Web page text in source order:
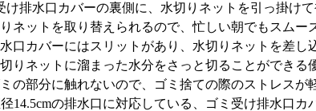
け排水口カバーの裏側に、水切りネットを引っ掛けて
ネットを取り替えられるので、忙しい朝でもスムー
口カバーにはスリットがあり、水切りネットを差し
りネットに溜まった水分をさっと切ることができる
の部分に触れないので、ゴミ捨ての際のストレスが
14.5cmの排水口に対応している、ゴミ受け排水口カ